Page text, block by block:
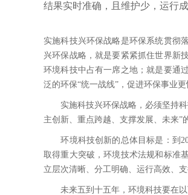
结果实时准确，且维护少，运行
实施科技兴环保战略是环保系统贯彻
兴环保战略，就是要紧紧抓住世界新
环境科技中占有一席之地；就是要通
泛的环保“统一战线”，促进环保事业更
实施科技兴环保战略，必须坚持科
主创新、重点跨越、支撑发展、未来”
环境科技创新的总体目标是：到
取得重大突破，环境技术法规和标准
立层次清晰、分工明确、运行高效、
未来五到十五年，环境科技要在以